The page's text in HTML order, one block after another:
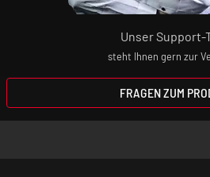
Unser Support-
steht Ihnen gern zur
FRAGEN ZUM